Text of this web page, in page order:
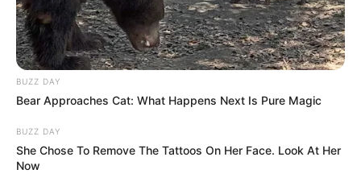
BUZZ DAY
Bear Approaches Cat: What Happens Next Is Pure Magic
BUZZ DAY
She Chose To Remove The Tattoos On Her Face. Look At Her
Now